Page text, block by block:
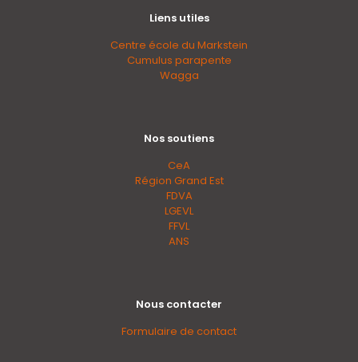
Liens utiles
Centre école du Markstein
Cumulus parapente
Wagga
Nos soutiens
CeA
Région Grand Est
FDVA
LGEVL
FFVL
ANS
Nous contacter
Formulaire de contact